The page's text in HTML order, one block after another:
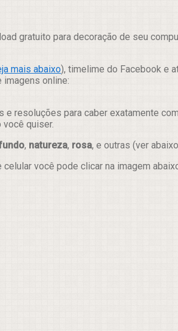
gratuito para decoração de seu
mais abaixo), timelime do Facebook e
online:
resoluções para caber exatamente
você quiser.
, natureza, rosa, e outras (ver
você pode clicar na imagem